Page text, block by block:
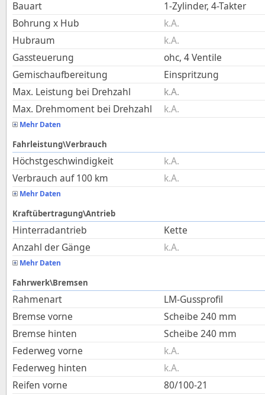
Bauart
1-Zylinder, 4-Takter
Bohrung x Hub
k.A.
Hubraum
k.A.
Gassteuerung
ohc, 4 Ventile
Gemischaufbereitung
Einspritzung
Max. Leistung bei Drehzahl
k.A.
Max. Drehmoment bei Drehzahl
k.A.
Mehr Daten
Fahrleistung\Verbrauch
Höchstgeschwindigkeit
k.A.
Verbrauch auf 100 km
k.A.
Mehr Daten
Kraftübertragung\Antrieb
Hinterradantrieb
Kette
Anzahl der Gänge
k.A.
Mehr Daten
Fahrwerk\Bremsen
Rahmenart
LM-Gussprofil
Bremse vorne
Scheibe 240 mm
Bremse hinten
Scheibe 240 mm
Federweg vorne
k.A.
Federweg hinten
k.A.
Reifen vorne
80/100-21